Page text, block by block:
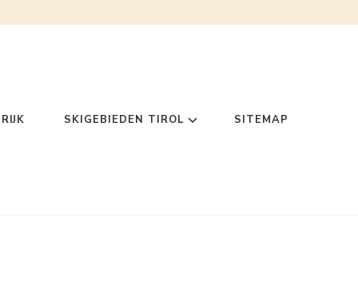
SKIGEBIEDEN TIROL SITEMAP